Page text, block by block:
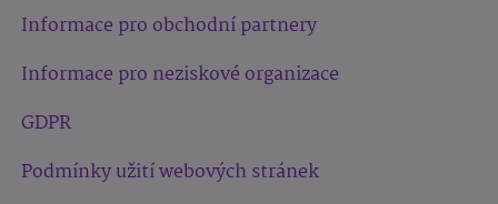
Informace pro obchodní partnery
Informace pro neziskové organizace
GDPR
Podmínky užití webových stránek